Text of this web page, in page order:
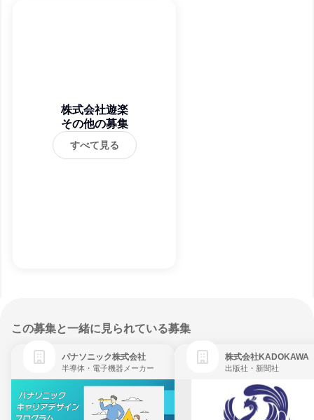
株式会社遊楽
その他の募集
すべて見る
この募集と一緒に見られている募集
パナソニック株式会社
半導体・電子機器メーカー
株式会社KADOKAWA
出版社・新聞社